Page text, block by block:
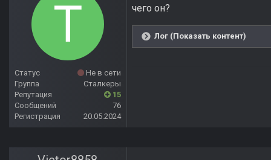
Статус
Не в сети
Группа
Сталкеры
Репутация
15
Сообщений
76
Регистрация
20.05.2024
чего он?
Лог (Показать контент)